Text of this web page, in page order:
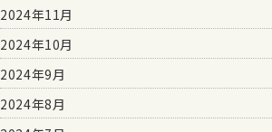
2024年11月
2024年10月
2024年9月
2024年8月